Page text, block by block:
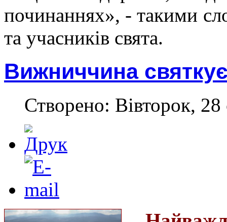
починаннях», - такими
та учасників свята.
Вижниччина
Створено: Вівторок,